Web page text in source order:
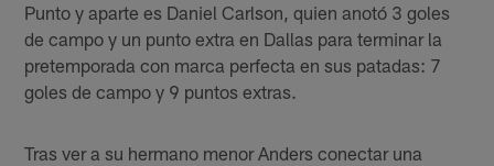
Punto y aparte es Daniel Carlson, quien anotó 3 goles
de campo y un punto extra en Dallas para terminar la
pretemporada con marca perfecta en sus patadas: 7
goles de campo y 9 puntos extras.
Tras ver a su hermano menor Anders conectar una